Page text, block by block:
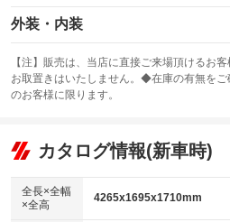
エアバッグ：運転席/助手席
：装備あり
：装備あり
サンルーフ
：装備なし
リフトアップ
：装備なし
：装備なし
パワーウィンドウ
外装・内装
カーナビ：SDナビ
：装備あり
TV：フルセグ
：装備あり
ビジュアル：-／DVD再生
：装備あり
：装備なし
革シート
【注】販売は、当店に直接ご来場頂けるお
お取置きはいたしません。◆在庫の有無を
のお客様に限ります。
カタログ情報(新車時)
全長×全幅
×全高
4265x1695x1710mm